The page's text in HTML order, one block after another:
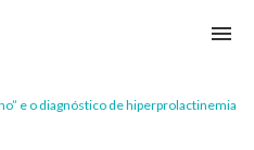
e o diagnóstico de hiperprolactinemia